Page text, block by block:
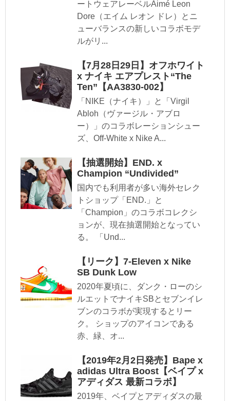
ートウェアレーベルAimé Leon
Dore（エイム レオン ドレ）とニ
ューバランスの新しいコラボモデ
ルがリ...
【7月28日29日】オフホワイト
x ナイキ エアプレスト“The
Ten”【AA3830-002】
「NIKE（ナイキ）」と「Virgil
Abloh（ヴァージル・アブロ
ー）」のコラボレーションシュー
ズ、Off-White x Nike A...
【抽選開始】END. x
Champion “Undivided”
国内でも利用者が多い海外セレク
トショップ「END.」と
「Champion」のコラボコレクシ
ョンが、現在抽選開始となってい
る。 「Und...
【リーク】7-Eleven x Nike
SB Dunk Low
2020年夏頃に、ダンク・ローのシ
ルエットでナイキSBとセブンイレ
ブンのコラボが実現するとリー
ク。 ショップのアイコンである
赤、緑、オ...
【2019年2月2日発売】Bape x
adidas Ultra Boost【ベイプ x
アディダス 最新コラボ】
2019年、ベイプとアディダスの最